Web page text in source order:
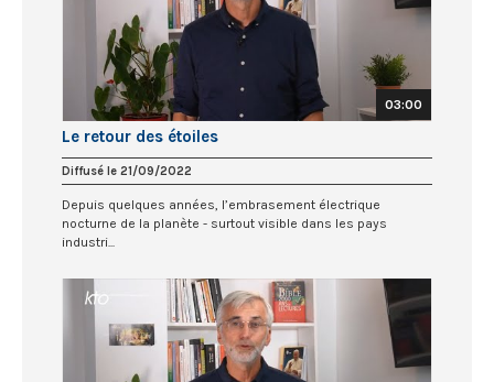
03:00
Le retour des étoiles
Diffusé le 21/09/2022
Depuis quelques années, l’embrasement électrique
nocturne de la planète - surtout visible dans les pays
industri...